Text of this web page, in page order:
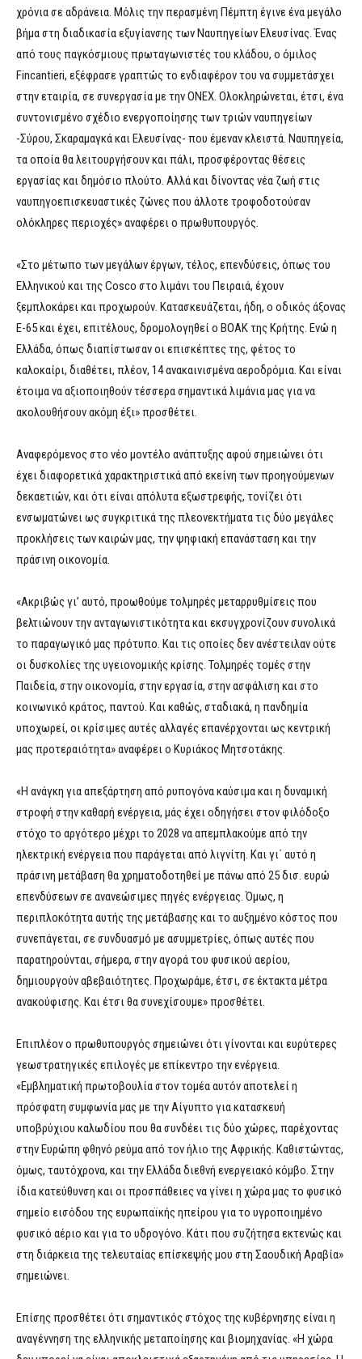
χρόνια σε αδράνεια. Μόλις την περασμένη Πέμπτη έγινε ένα μεγάλο
βήμα στη διαδικασία εξυγίανσης των Ναυπηγείων Ελευσίνας. Ένας
από τους παγκόσμιους πρωταγωνιστές του κλάδου, ο όμιλος
Fincantieri, εξέφρασε γραπτώς το ενδιαφέρον του να συμμετάσχει
στην εταιρία, σε συνεργασία με την ΟNEX. Ολοκληρώνεται, έτσι, ένα
συντονισμένο σχέδιο ενεργοποίησης των τριών ναυπηγείων
-Σύρου, Σκαραμαγκά και Ελευσίνας- που έμεναν κλειστά. Ναυπηγεία,
τα οποία θα λειτουργήσουν και πάλι, προσφέροντας θέσεις
εργασίας και δημόσιο πλούτο. Αλλά και δίνοντας νέα ζωή στις
ναυπηγοεπισκευαστικές ζώνες που άλλοτε τροφοδοτούσαν
ολόκληρες περιοχές» αναφέρει ο πρωθυπουργός.
«Στο μέτωπο των μεγάλων έργων, τέλος, επενδύσεις, όπως του
Ελληνικού και της Cosco στο λιμάνι του Πειραιά, έχουν
ξεμπλοκάρει και προχωρούν. Κατασκευάζεται, ήδη, ο οδικός άξονας
Ε-65 και έχει, επιτέλους, δρομολογηθεί ο ΒΟΑΚ της Κρήτης. Ενώ η
Ελλάδα, όπως διαπίστωσαν οι επισκέπτες της, φέτος το
καλοκαίρι, διαθέτει, πλέον, 14 ανακαινισμένα αεροδρόμια. Και είναι
έτοιμα να αξιοποιηθούν τέσσερα σημαντικά λιμάνια μας για να
ακολουθήσουν ακόμη έξι» προσθέτει.
Αναφερόμενος στο νέο μοντέλο ανάπτυξης αφού σημειώνει ότι
έχει διαφορετικά χαρακτηριστικά από εκείνη των προηγούμενων
δεκαετιών, και ότι είναι απόλυτα εξωστρεφής, τονίζει ότι
ενσωματώνει ως συγκριτικά της πλεονεκτήματα τις δύο μεγάλες
προκλήσεις των καιρών μας, την ψηφιακή επανάσταση και την
πράσινη οικονομία.
«Ακριβώς γι’ αυτό, προωθούμε τολμηρές μεταρρυθμίσεις που
βελτιώνουν την ανταγωνιστικότητα και εκσυγχρονίζουν συνολικά
το παραγωγικό μας πρότυπο. Και τις οποίες δεν ανέστειλαν ούτε
οι δυσκολίες της υγειονομικής κρίσης. Τολμηρές τομές στην
Παιδεία, στην οικονομία, στην εργασία, στην ασφάλιση και στο
κοινωνικό κράτος, παντού. Και καθώς, σταδιακά, η πανδημία
υποχωρεί, οι κρίσιμες αυτές αλλαγές επανέρχονται ως κεντρική
μας προτεραιότητα» αναφέρει ο Κυριάκος Μητσοτάκης.
«Η ανάγκη για απεξάρτηση από ρυπογόνα καύσιμα και η δυναμική
στροφή στην καθαρή ενέργεια, μάς έχει οδηγήσει στον φιλόδοξο
στόχο το αργότερο μέχρι το 2028 να απεμπλακούμε από την
ηλεκτρική ενέργεια που παράγεται από λιγνίτη. Και γι΄ αυτό η
πράσινη μετάβαση θα χρηματοδοτηθεί με πάνω από 25 δισ. ευρώ
επενδύσεων σε ανανεώσιμες πηγές ενέργειας. Όμως, η
περιπλοκότητα αυτής της μετάβασης και το αυξημένο κόστος που
συνεπάγεται, σε συνδυασμό με ασυμμετρίες, όπως αυτές που
παρατηρούνται, σήμερα, στην αγορά του φυσικού αερίου,
δημιουργούν αβεβαιότητες. Προχωράμε, έτσι, σε έκτακτα μέτρα
ανακούφισης. Και έτσι θα συνεχίσουμε» προσθέτει.
Επιπλέον ο πρωθυπουργός σημειώνει ότι γίνονται και ευρύτερες
γεωστρατηγικές επιλογές με επίκεντρο την ενέργεια.
«Εμβληματική πρωτοβουλία στον τομέα αυτόν αποτελεί η
πρόσφατη συμφωνία μας με την Αίγυπτο για κατασκευή
υποβρύχιου καλωδίου που θα συνδέει τις δύο χώρες, παρέχοντας
στην Ευρώπη φθηνό ρεύμα από τον ήλιο της Αφρικής. Καθιστώντας,
όμως, ταυτόχρονα, και την Ελλάδα διεθνή ενεργειακό κόμβο. Στην
ίδια κατεύθυνση και οι προσπάθειες να γίνει η χώρα μας το φυσικό
σημείο εισόδου της ευρωπαϊκής ηπείρου για το υγροποιημένο
φυσικό αέριο και για το υδρογόνο. Κάτι που συζήτησα εκτενώς και
στη διάρκεια της τελευταίας επίσκεψής μου στη Σαουδική Αραβία»
σημειώνει.
Επίσης προσθέτει ότι σημαντικός στόχος της κυβέρνησης είναι η
αναγέννηση της ελληνικής μεταποίησης και βιομηχανίας. «Η χώρα